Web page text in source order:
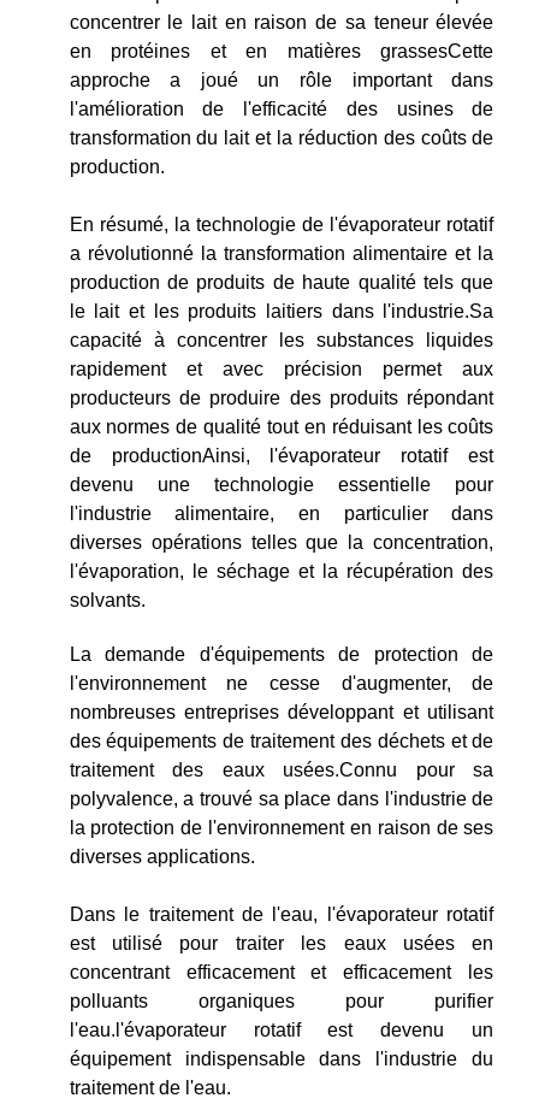
concentrer le lait en raison de sa teneur élevée
en protéines et en matières grassesCette
approche a joué un rôle important dans
l'amélioration de l'efficacité des usines de
transformation du lait et la réduction des coûts de
production.
En résumé, la technologie de l'évaporateur rotatif
a révolutionné la transformation alimentaire et la
production de produits de haute qualité tels que
le lait et les produits laitiers dans l'industrie.Sa
capacité à concentrer les substances liquides
rapidement et avec précision permet aux
producteurs de produire des produits répondant
aux normes de qualité tout en réduisant les coûts
de productionAinsi, l'évaporateur rotatif est
devenu une technologie essentielle pour
l'industrie alimentaire, en particulier dans
diverses opérations telles que la concentration,
l'évaporation, le séchage et la récupération des
solvants.
La demande d'équipements de protection de
l'environnement ne cesse d'augmenter, de
nombreuses entreprises développant et utilisant
des équipements de traitement des déchets et de
traitement des eaux usées.Connu pour sa
polyvalence, a trouvé sa place dans l'industrie de
la protection de l'environnement en raison de ses
diverses applications.
Dans le traitement de l'eau, l'évaporateur rotatif
est utilisé pour traiter les eaux usées en
concentrant efficacement et efficacement les
polluants organiques pour purifier
l'eau.l'évaporateur rotatif est devenu un
équipement indispensable dans l'industrie du
traitement de l'eau.